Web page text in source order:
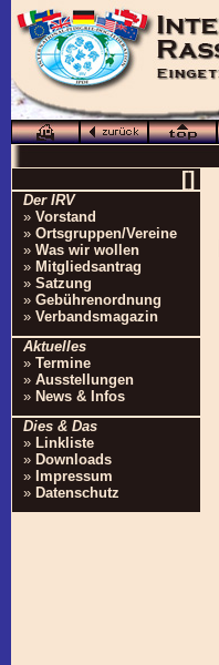
[]
Der IRV
» Vorstand
» Ortsgruppen/Vereine
» Was wir wollen
» Mitgliedsantrag
» Satzung
» Gebührenordnung
» Verbandsmagazin
Aktuelles
» Termine
» Ausstellungen
» News & Infos
Dies & Das
» Linkliste
» Downloads
» Impressum
» Datenschutz